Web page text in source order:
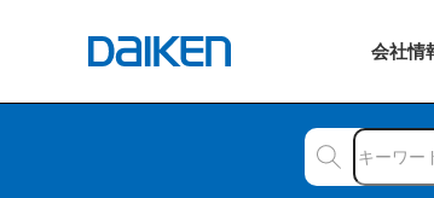
会社情